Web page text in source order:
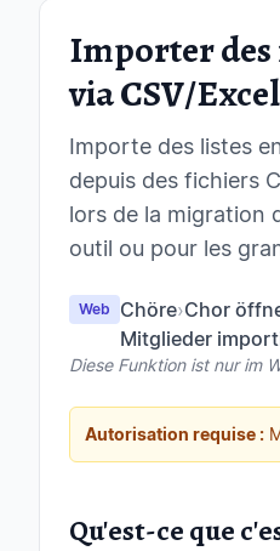
Importer des
via CSV/Excel
Importe des listes
depuis des fichiers
lors de la migration
outil ou pour les
Web Chöre›Chor
Mitglieder
Diese Funktion ist nur im
Autorisation requise :
Qu'est-ce que